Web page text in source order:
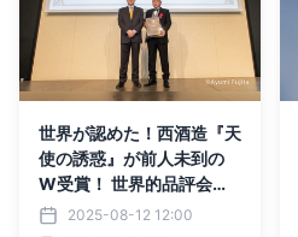
世界が認めた！西酒造『天
使の誘惑』が前人未到の
W受賞！ 世界的品評会「T
WSC2025」にて 最高金
2025-08-12 12:00